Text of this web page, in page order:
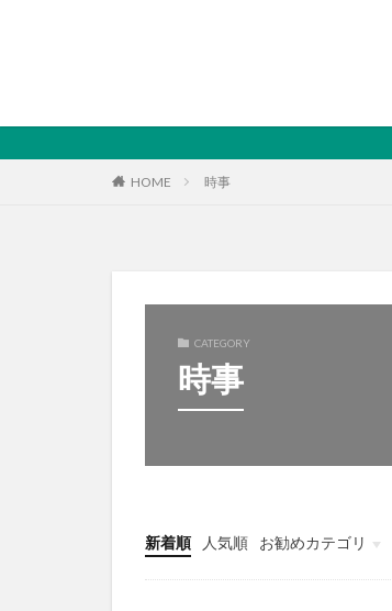
HOME 時事
CATEGORY
時事
新着順 人気順
お勧めカテゴリ
空気製水器
時事